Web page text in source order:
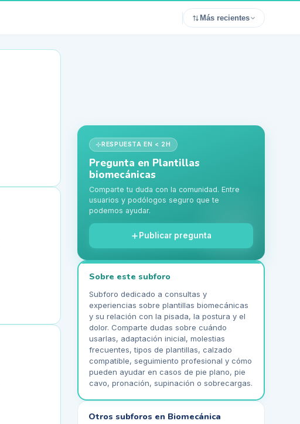
Más recientes
RESPUESTA EN < 2H
Pregunta en Plantillas
biomecánicas
Comparte tu duda con la comunidad. Entre
usuarios y podólogos seguro que te
podemos ayudar.
Publicar pregunta
Sobre este subforo
Subforo dedicado a consultas y
experiencias sobre plantillas biomecánicas
y su relación con la pisada, la postura y el
dolor. Comparte dudas sobre cuándo
usarlas, adaptación inicial, molestias
frecuentes, tipos de plantillas, calzado
compatible, seguimiento profesional y cómo
pueden ayudar en casos de pie plano, pie
cavo, pronación, supinación o sobrecargas.
Otros subforos en Biomecánica